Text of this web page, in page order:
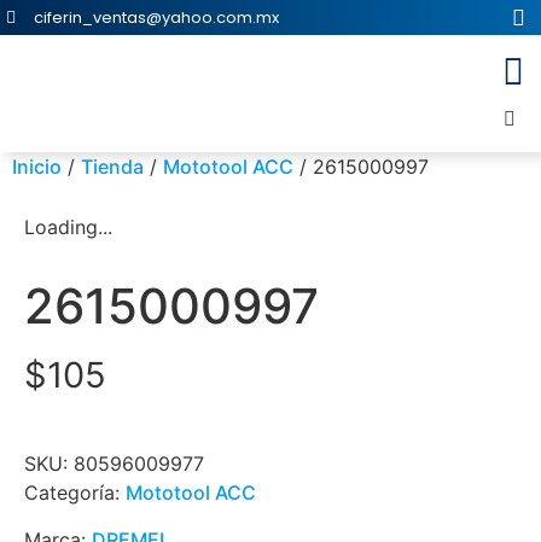
ciferin_ventas@yahoo.com.mx
Inicio / Tienda / Mototool ACC / 2615000997
Loading...
2615000997
$105
SKU: 80596009977
Categoría: Mototool ACC